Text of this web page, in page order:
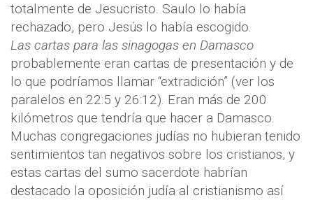
totalmente de Jesucristo. Saulo lo había
rechazado, pero Jesús lo había escogido.
Las cartas para las sinagogas en Damasco
probablemente eran cartas de presentación y de
lo que podríamos llamar “extradición” (ver los
paralelos en 22:5 y 26:12). Eran más de 200
kilómetros que tendría que hacer a Damasco.
Muchas congregaciones judías no hubieran tenido
sentimientos tan negativos sobre los cristianos, y
estas cartas del sumo sacerdote habrían
destacado la oposición judía al cristianismo así